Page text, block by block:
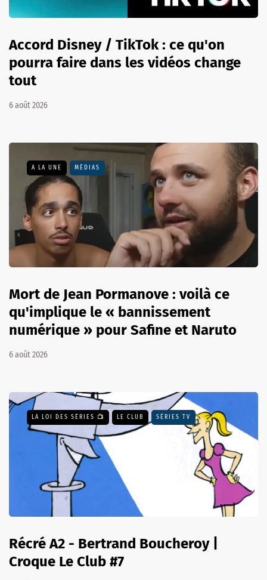
Accord Disney / TikTok : ce qu'on
pourra faire dans les vidéos change
tout
6 août 2026
A LA UNE MÉDIAS
Mort de Jean Pormanove : voilà ce
qu'implique le « bannissement
numérique » pour Safine et Naruto
6 août 2026
LA LOI DES SÉRIES 📺 LE CLUB SÉRIES TV
Récré A2 - Bertrand Boucheroy |
Croque Le Club #7